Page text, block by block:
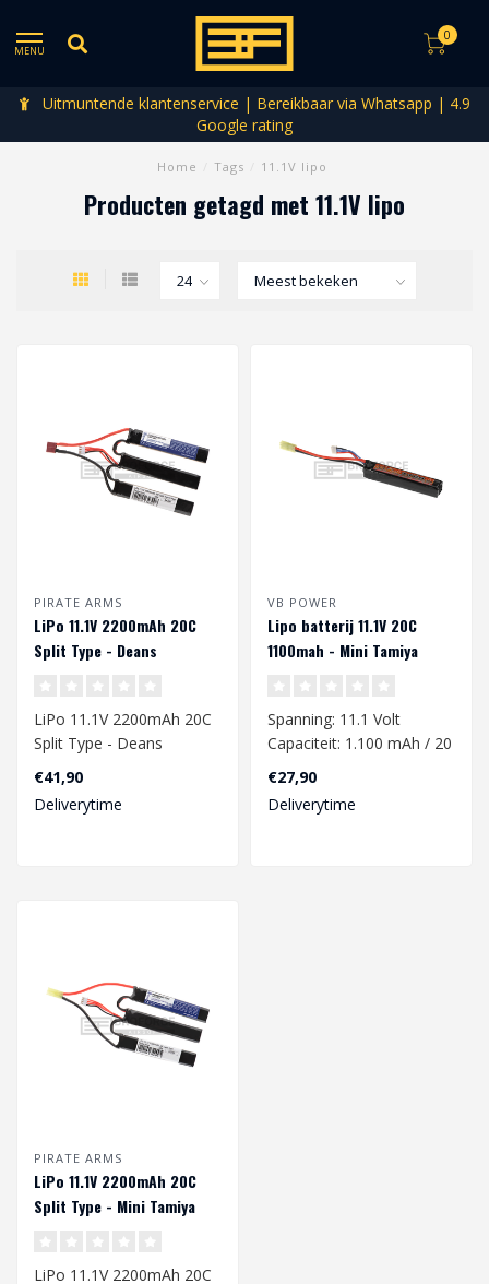
MENU
0
Uitmuntende klantenservice | Bereikbaar via Whatsapp | 4.9
Google rating
Home Tags 11.1V lipo
Producten getagd met 11.1V lipo
PIRATE ARMS
LiPo 11.1V 2200mAh 20C
Split Type - Deans
LiPo 11.1V 2200mAh 20C
Split Type - Deans
Voltage: 11.1 Volt
Capacity: 2'200..
€41,90
Deliverytime
VB POWER
Lipo batterij 11.1V 20C
1100mah - Mini Tamiya
Spanning: 11.1 Volt
Capaciteit: 1.100 mAh / 20
C
Laadstroom (max.): 1.1 A
Ont..
€27,90
Deliverytime
PIRATE ARMS
LiPo 11.1V 2200mAh 20C
Split Type - Mini Tamiya
LiPo 11.1V 2200mAh 20C